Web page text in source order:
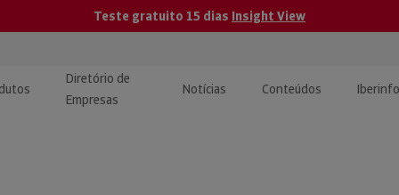
Teste gratuito 15 dias Insight View
Diretório de
Empresas
Notícias Conteúdos